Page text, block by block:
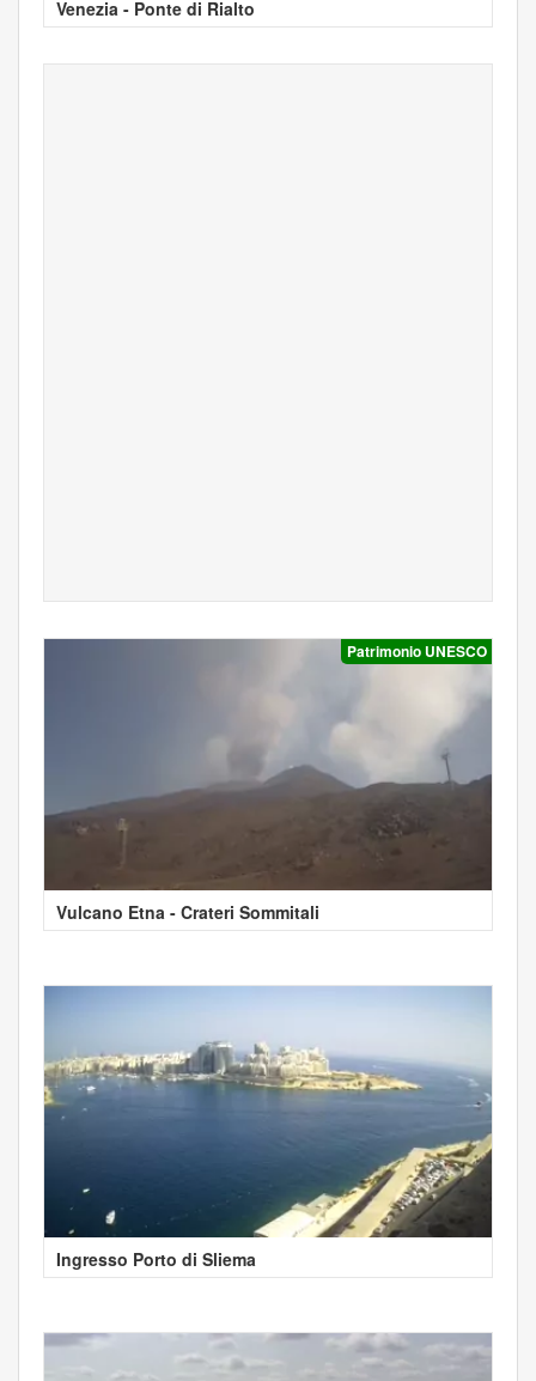
Venezia - Ponte di Rialto
Patrimonio UNESCO
Vulcano Etna - Crateri Sommitali
Ingresso Porto di Sliema